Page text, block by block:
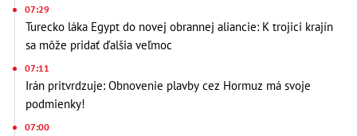
07:29
Turecko láka Egypt do novej obrannej aliancie: K trojici krajín
sa môže pridať ďalšia veľmoc
07:11
Irán pritvrdzuje: Obnovenie plavby cez Hormuz má svoje
podmienky!
07:00